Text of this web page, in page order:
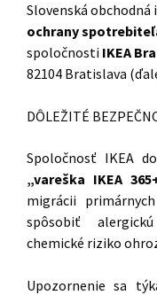
Slovenská obchodná
ochrany
spoločnosti IKEA
82104 Bratislava
DÔLEŽITÉ
Spoločnosť IKEA
„vareška IKEA
migrácii
spôsobiť
chemické riziko
Upozornenie sa